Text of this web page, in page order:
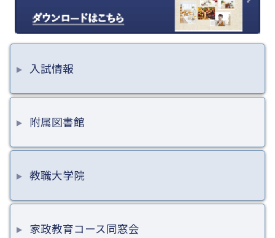
入試情報
附属図書館
教職大学院
家政教育コース同窓会